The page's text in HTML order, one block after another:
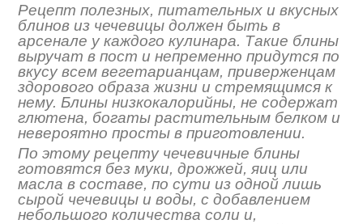
Рецепт полезных, питательных и вкусных
блинов из чечевицы должен быть в
арсенале у каждого кулинара. Такие блины
выручат в пост и непременно придутся по
вкусу всем вегетарианцам, приверженцам
здорового образа жизни и стремящимся к
нему. Блины низкокалорийны, не содержат
глютена, богаты растительным белком и
невероятно просты в приготовлении.
По этому рецепту чечевичные блины
готовятся без муки, дрожжей, яиц или
масла в составе, по сути из одной лишь
сырой чечевицы и воды, с добавлением
небольшого количества соли и,